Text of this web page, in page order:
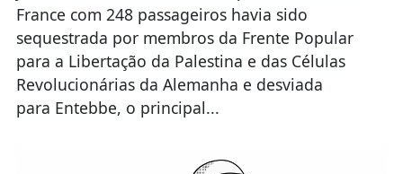
France com 248 passageiros havia sido
sequestrada por membros da Frente Popular
para a Libertação da Palestina e das Células
Revolucionárias da Alemanha e desviada
para Entebbe, o principal...